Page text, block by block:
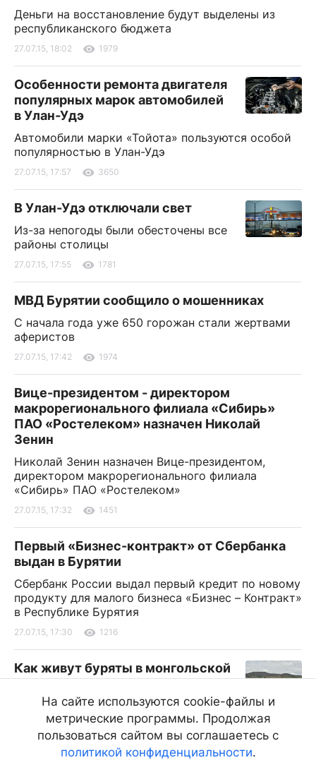
Деньги на восстановление будут выделены из
республиканского бюджета
27.07.15, 18:02 1979
Особенности ремонта двигателя
популярных марок автомобилей
в Улан-Удэ
Автомобили марки «Тойота» пользуются особой
популярностью в Улан-Удэ
27.07.15, 17:57 3650
В Улан-Удэ отключали свет
Из-за непогоды были обесточены все
районы столицы
27.07.15, 17:55 1781
МВД Бурятии сообщило о мошенниках
С начала года уже 650 горожан стали жертвами
аферистов
27.07.15, 17:42 1974
Вице-президентом - директором
макрорегионального филиала «Сибирь»
ПАО «Ростелеком» назначен Николай
Зенин
Николай Зенин назначен Вице-президентом,
директором макрорегионального филиала
«Сибирь» ПАО «Ростелеком»
27.07.15, 17:32 1451
Первый «Бизнес-контракт» от Сбербанка
выдан в Бурятии
Сбербанк России выдал первый кредит по новому
продукту для малого бизнеса «Бизнес – Контракт»
в Республике Бурятия
27.07.15, 17:30 1216
Как живут буряты в монгольской
глубинке
Корреспондент infpol.ru побывал на севере
Монголии в Булганском аймаке в местности
Тэшиг сомон [фоторепортаж]
27.07.15, 17:17 12499
На сайте используются cookie-файлы и
метрические программы. Продолжая
пользоваться сайтом вы соглашаетесь с
политикой конфиденциальности.